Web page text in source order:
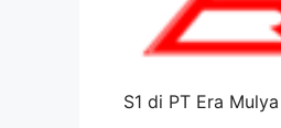
S1 di PT Era